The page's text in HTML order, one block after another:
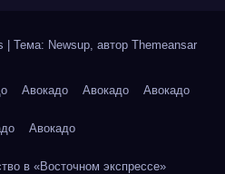
Тема: Newsup, автор Themeansar
Авокадо Авокадо Авокадо
Авокадо
в «Восточном экспрессе»